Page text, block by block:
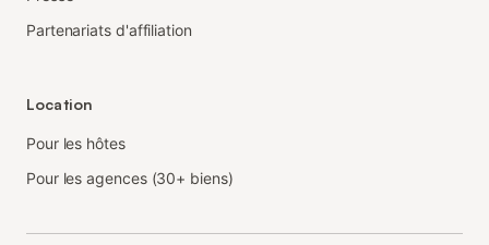
Partenariats d'affiliation
Location
Pour les hôtes
Pour les agences (30+ biens)